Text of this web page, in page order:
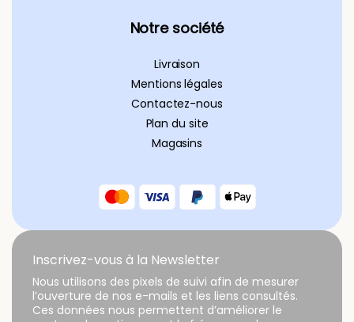
Notre société
Livraison
Mentions légales
Contactez-nous
Plan du site
Magasins
Inscrivez-vous à la Newsletter
Nous utilisons des pixels de suivi afin de mesurer
l’ouverture de nos e-mails et les liens consultés.
Ces données nous permettent d’améliorer le